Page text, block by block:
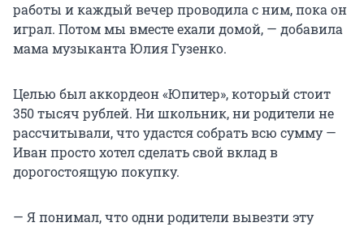
работы и каждый вечер проводила с ним, пока он
играл. Потом мы вместе ехали домой, — добавила
мама музыканта Юлия Гузенко.
Целью был аккордеон «Юпитер», который стоит
350 тысяч рублей. Ни школьник, ни родители не
рассчитывали, что удастся собрать всю сумму —
Иван просто хотел сделать свой вклад в
дорогостоящую покупку.
— Я понимал, что одни родители вывезти эту